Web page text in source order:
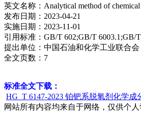
英文名称：Analytical method of
发布日期：2023-04-21
实施日期：2023-11-01
引用标准：GB/T 602;GB/T 6003.1;GB/
提出单位：中国石油和化学工业联合会
全文页数：7
标准全文下载：
HG_T 6147-2023 铂钯系脱氧剂化学成
网站所有内容均来自于网络，仅供个人